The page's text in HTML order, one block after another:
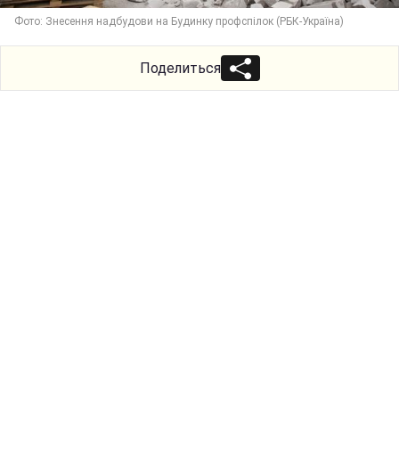
Фото: Знесення надбудови на Будинку профспілок (РБК-Україна)
Поделиться